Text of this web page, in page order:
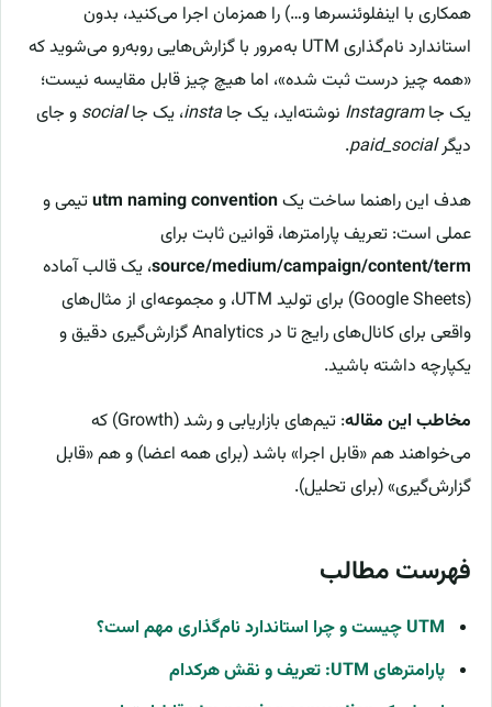
همکاری با اینفلوئنسرها و…) را همزمان اجرا می‌کنید، بدون
استاندارد نام‌گذاری UTM به‌مرور با گزارش‌هایی روبه‌رو می‌شوید که
«همه چیز درست ثبت شده»، اما هیچ چیز قابل مقایسه نیست؛
یک جاInstagram نوشته‌اید، یک جا insta، یک جاsocial و جای
دیگرpaid_social
.
هدف این راهنما ساخت یکutm naming conventionتیمی و
عملی است: تعریف پارامترها، قوانین ثابت برای
source/medium/campaign/content/term، یک قالب آماده
(Google Sheets) برای تولید UTM، و مجموعه‌ای از مثال‌های
واقعی برای کانال‌های رایج تا در Analytics گزارش‌گیری دقیق و
یکپارچه داشته باشید.
مخاطب این مقاله
: تیم‌های بازاریابی و رشد (Growth) که
می‌خواهند هم «قابل اجرا» باشد (برای همه اعضا) و هم «قابل
گزارش‌گیری» (برای تحلیل).
فهرست مطالب
UTM چیست و چرا استاندارد نام‌گذاری مهم است؟
پارامترهای UTM: تعریف و نقش هرکدام